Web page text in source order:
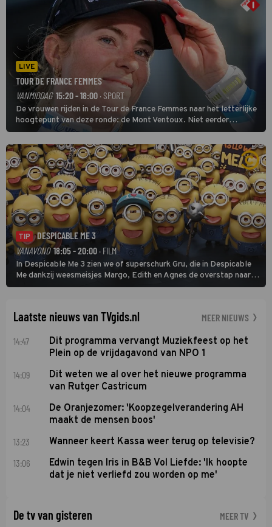
LIVE
TOUR DE FRANCE FEMMES
VANMIDDAG 15:20 - 18:00 · SPORT
De vrouwen rijden in de Tour de France Femmes naar het letterlijke
hoogtepunt van deze ronde: de Mont Ventoux. Niet eerder
finishten de vrouwen voor deze koers op deze kale col uit de
buitencategorie. De aanloop naar de slotklim is vlak.
TIP
DESPICABLE ME 3
VANAVOND 18:05 - 20:00· FILM
In Despicable Me 3 zien we of superschurk Gru, die in Despicable
Me dankzij weesmeisjes Margo, Edith en Agnes de overstap naar
het rechte pad maakte, ook op dat pad weet te blijven.
Laatste nieuws van TVgids.nl MEER NIEUWS
14:47
Dit programma vervangt Muziekfeest op het
Plein op de vrijdagavond van NPO 1
14:09
Dit weten we al over het nieuwe programma
van Rutger Castricum
14:04
De Oranjezomer: 'Koopzegelverandering AH
maakt de mensen boos'
13:23 Wanneer keert Kassa weer terug op televisie?
13:06
Edwin tegen Iris in B&B Vol Liefde: 'Ik hoopte
dat je niet verliefd zou worden op me'
De tv van gisteren MEER TV